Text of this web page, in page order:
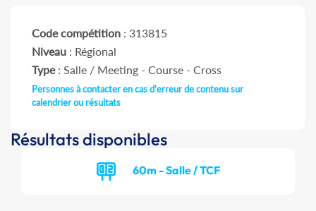
Code compétition : 313815
Niveau : Régional
Type: Salle / Meeting - Course - Cross
Personnes à contacter en cas d'erreur de contenu sur
calendrier ou résultats
Résultats disponibles
60m - Salle / TCF